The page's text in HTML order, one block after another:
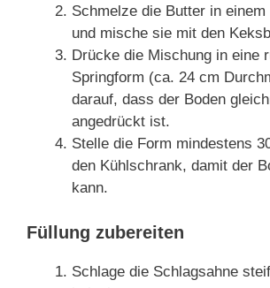
Schmelze die Butter in einem
und mische sie mit den
Drücke die Mischung in eine
Springform (ca. 24 cm
darauf, dass der Boden
angedrückt ist.
Stelle die Form mindestens
den Kühlschrank, damit der
kann.
Füllung zubereiten
Schlage die Schlagsahne